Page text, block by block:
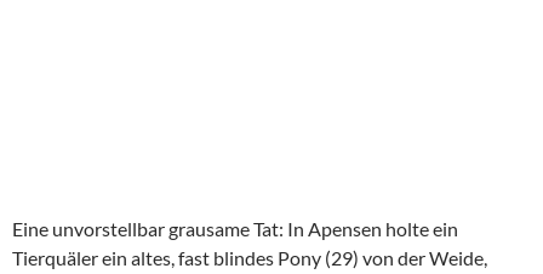
Eine unvorstellbar grausame Tat: In Apensen holte ein
Tierquäler ein altes, fast blindes Pony (29) von der Weide,